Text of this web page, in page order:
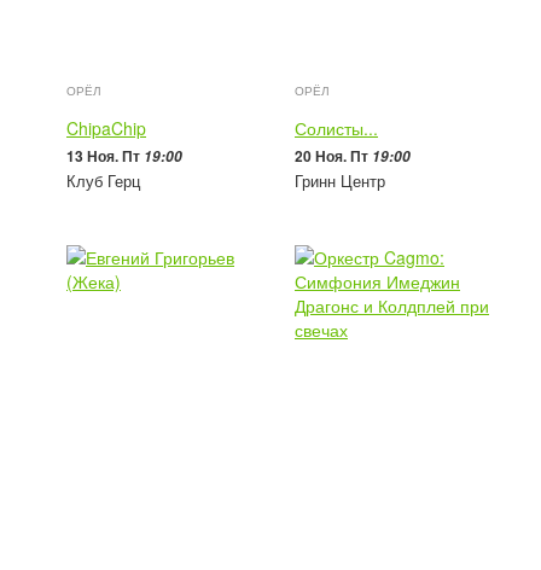
ОРЁЛ
ChipaChip
13 Ноя. Пт 19:00
Клуб Герц
ОРЁЛ
Солисты...
20 Ноя. Пт 19:00
Гринн Центр